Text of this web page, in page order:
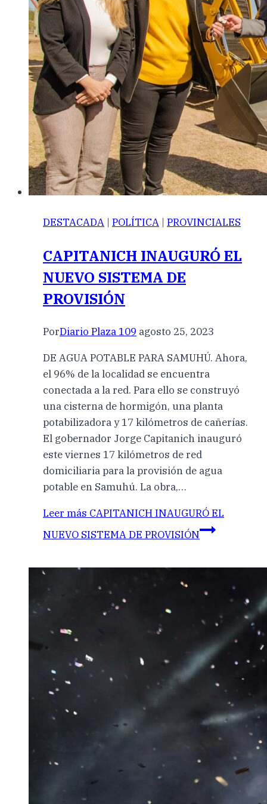
DESTACADA | POLÍTICA | PROVINCIALES
CAPITANICH INAUGURÓ EL
NUEVO SISTEMA DE
PROVISIÓN
PorDiario Plaza 109 agosto 25, 2023
DE AGUA POTABLE PARA SAMUHÚ. Ahora,
el 96% de la localidad se encuentra
conectada a la red. Para ello se construyó
una cisterna de hormigón, una planta
potabilizadora y 17 kilómetros de cañerías.
El gobernador Jorge Capitanich inauguró
este viernes 17 kilómetros de red
domiciliaria para la provisión de agua
potable en Samuhú. La obra,…
Leer más CAPITANICH INAUGURÓ EL
NUEVO SISTEMA DE PROVISIÓN